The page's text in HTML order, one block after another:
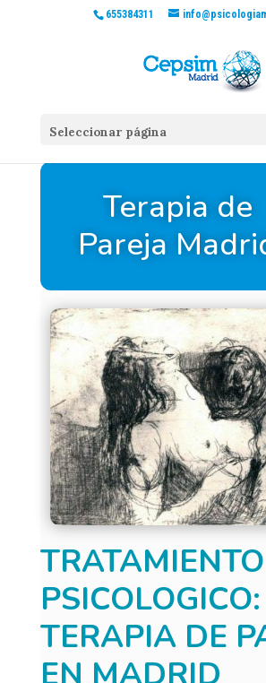
655384311
Seleccionar página
Terapia de
Pareja
TRATAMIENTO
PSICOLOGICO:
TERAPIA DE